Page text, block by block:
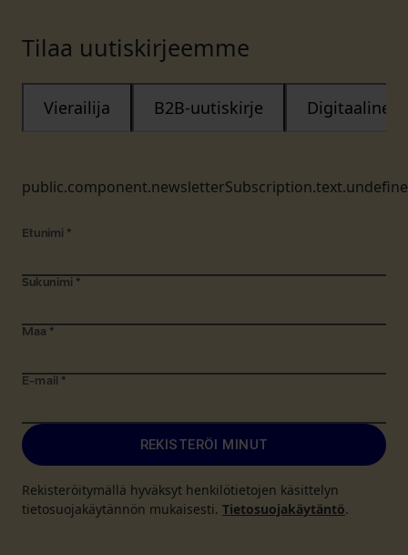
Tilaa uutiskirjeemme
Vierailija B2B-uutiskirje Digitaalinen
Etunimi *
Sukunimi *
Maa *
E-mail *
REKISTERÖI MINUT
Rekisteröitymällä hyväksyt henkilötietojen käsittelyn
tietosuojakäytännön mukaisesti. Tietosuojakäytäntö.